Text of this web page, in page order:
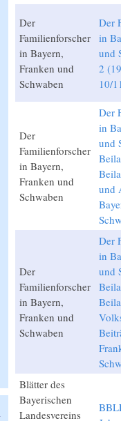
Der
Familienforscher
in Bayern,
Franken und
Schwaben
Der
in
und
2
10/
Der
Familienforscher
in Bayern,
Franken und
Schwaben
Der
in
und
und
Der
Familienforscher
in Bayern,
Franken und
Schwaben
Der
in
und
Blätter des
Bayerischen
Landesvereins